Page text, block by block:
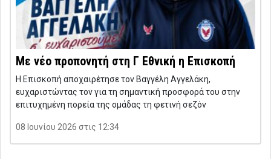
Με νέο προπονητή στη Γ Εθνική η Επισκοπή
Η Επισκοπή αποχαιρέτησε τον Βαγγέλη Αγγελάκη,
ευχαριστώντας τον για τη σημαντική προσφορά του στην
επιτυχημένη πορεία της ομάδας τη φετινή σεζόν
08 Ιουνίου 2026 στις 12:34